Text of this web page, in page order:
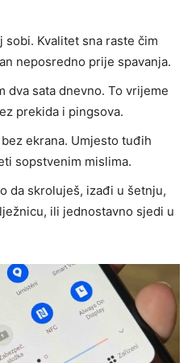
sobi. Kvalitet sna raste čim
neposredno prije spavanja.
dva sata dnevno. To vrijeme
prekida i pingsova.
ekrana. Umjesto tuđih
sopstvenim mislima.
da skroluješ, izađi u šetnju,
ili jednostavno sjedi u